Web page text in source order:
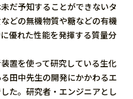
だ予知することができないタ
どの無機物質や糖などの有機
優れた性能を発揮する質量分
置を使って研究している生化
田中先生の開発にかかわるエ
た。研究者・エンジニアとし